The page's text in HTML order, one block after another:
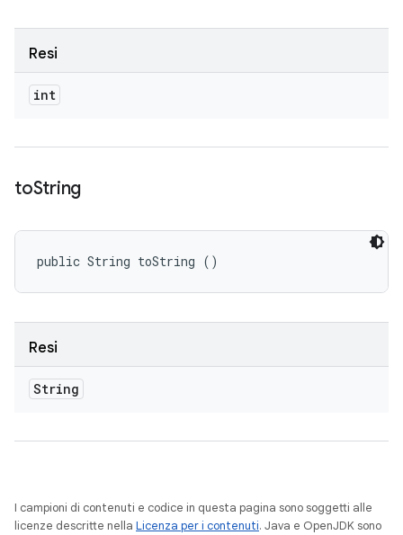
Resi
int
toString
public String toString ()
Resi
String
I campioni di contenuti e codice in questa pagina sono soggetti alle
licenze descritte nella Licenza per i contenuti. Java e OpenJDK sono